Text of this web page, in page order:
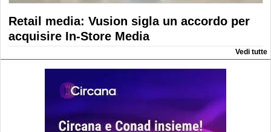
Retail media: Vusion sigla un accordo per
acquisire In-Store Media
Vedi tutte